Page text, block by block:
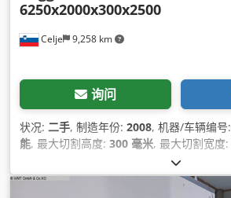
Celje 9,258 km
6250x2000x300x2500
询问
状况: 二手, 制造年份: 2008, 机器/车辆编号:
能, 最大切割高度: 300 毫米, 最大切割宽度: